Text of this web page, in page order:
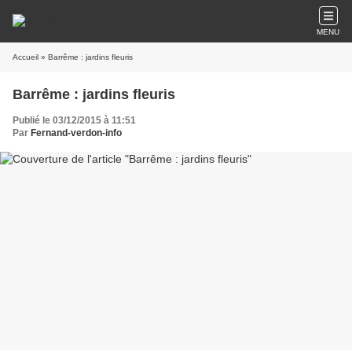
MENU
Accueil » Barrême : jardins fleuris
Barrême : jardins fleuris
Publié le 03/12/2015 à 11:51
Par Fernand-verdon-info